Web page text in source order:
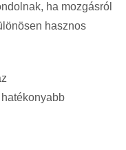
ha mozgásról
hasznos